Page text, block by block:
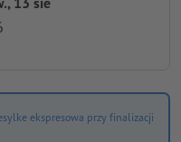
ekspresowa przy finalizacji